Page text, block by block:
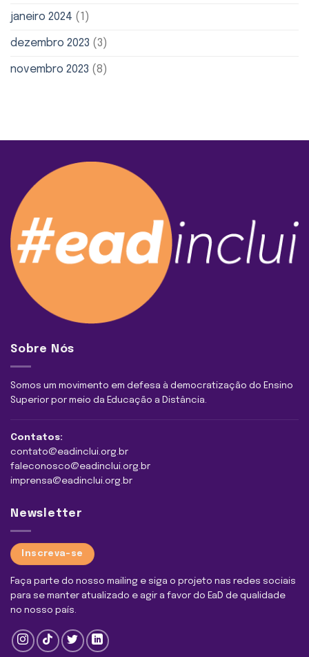
janeiro 2024 (1)
dezembro 2023 (3)
novembro 2023 (8)
Sobre Nós
Somos um movimento em defesa à democratização do Ensino
Superior por meio da Educação a Distância.
Contatos:
contato@eadinclui.org.br
faleconosco@eadinclui.org.br
imprensa@eadinclui.org.br
Newsletter
Inscreva-se
Faça parte do nosso mailing e siga o projeto nas redes sociais
para se manter atualizado e agir a favor do EaD de qualidade
no nosso país.